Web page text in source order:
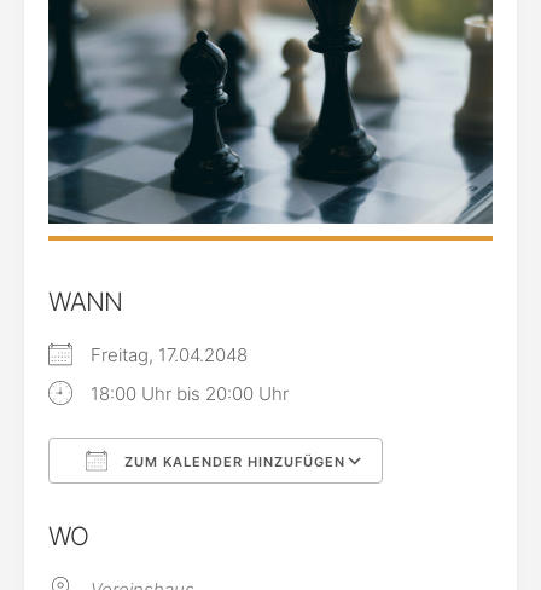
WANN
Freitag, 17.04.2048
18:00 Uhr bis 20:00 Uhr
ZUM KALENDER HINZUFÜGEN
WO